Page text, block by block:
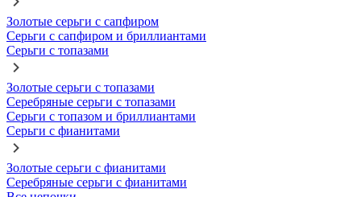
Золотые серьги с сапфиром
Серьги с сапфиром и бриллиантами
Серьги с топазами
Золотые серьги с топазами
Серебряные серьги с топазами
Серьги с топазом и бриллиантами
Серьги с фианитами
Золотые серьги с фианитами
Серебряные серьги с фианитами